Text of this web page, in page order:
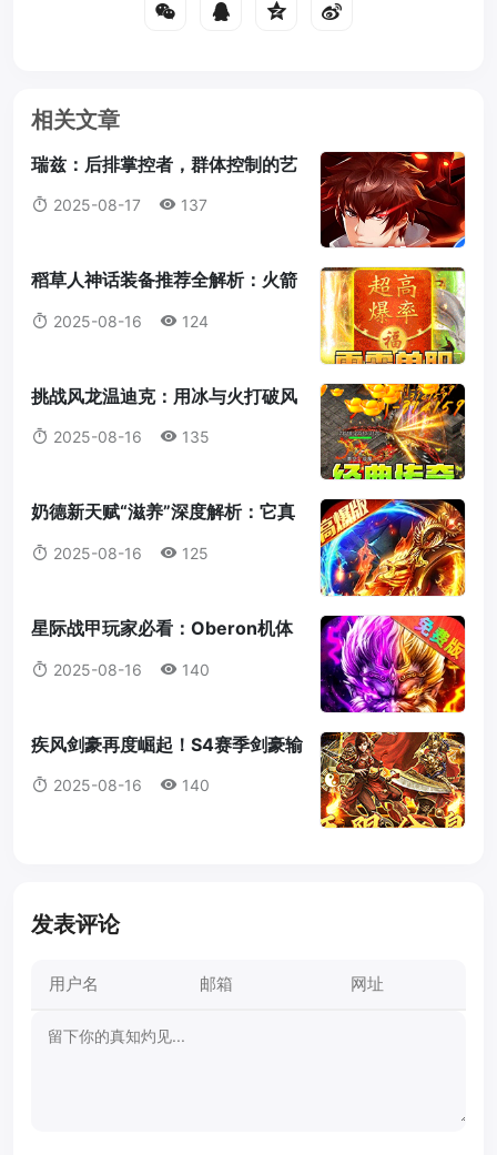
相关文章
瑞兹：后排掌控者，群体控制的艺
术大师
2025-08-17 137
稻草人神话装备推荐全解析：火箭
腰带为何成为首选？
2025-08-16 124
挑战风龙温迪克：用冰与火打破风
暴统治！
2025-08-16 135
奶德新天赋“滋养”深度解析：它真
的值得我们放弃愈合吗？
2025-08-16 125
星际战甲玩家必看：Oberon机体
蓝图获取全攻略
2025-08-16 140
疾风剑豪再度崛起！S4赛季剑豪输
出机制全解析
2025-08-16 140
发表评论